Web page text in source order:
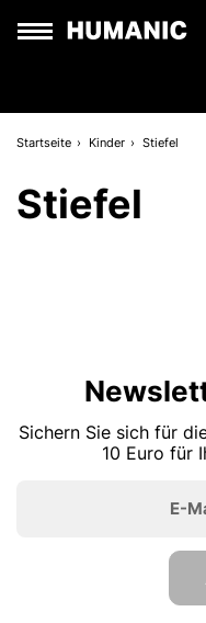
Startseite Kinder Stiefel
Stiefel
Sichern Sie sich für
10 Euro für
E-